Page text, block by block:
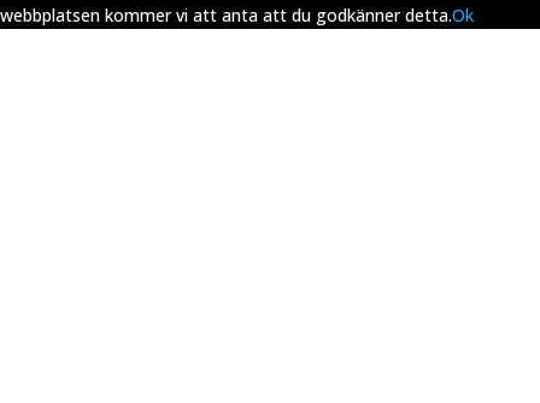
webbplatsen kommer vi att anta att du godkänner detta.Ok